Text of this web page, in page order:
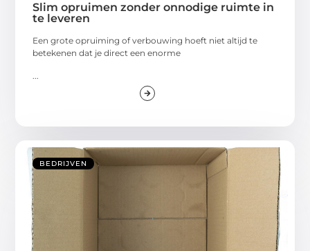
Slim opruimen zonder onnodige ruimte in
te leveren
Een grote opruiming of verbouwing hoeft niet altijd te
betekenen dat je direct een enorme
BEDRIJVEN